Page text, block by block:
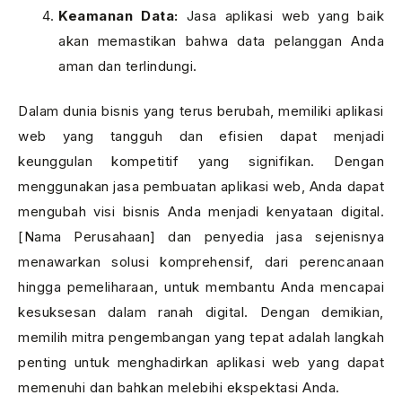
Keamanan Data: Jasa aplikasi web yang baik
akan memastikan bahwa data pelanggan Anda
aman dan terlindungi.
Dalam dunia bisnis yang terus berubah, memiliki aplikasi
web yang tangguh dan efisien dapat menjadi
keunggulan kompetitif yang signifikan. Dengan
menggunakan jasa pembuatan aplikasi web, Anda dapat
mengubah visi bisnis Anda menjadi kenyataan digital.
[Nama Perusahaan] dan penyedia jasa sejenisnya
menawarkan solusi komprehensif, dari perencanaan
hingga pemeliharaan, untuk membantu Anda mencapai
kesuksesan dalam ranah digital. Dengan demikian,
memilih mitra pengembangan yang tepat adalah langkah
penting untuk menghadirkan aplikasi web yang dapat
memenuhi dan bahkan melebihi ekspektasi Anda.